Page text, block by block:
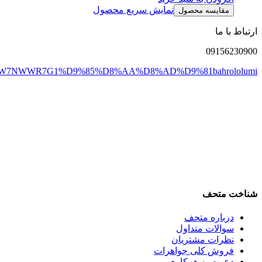
مقایسه محصول نمایش سریع محصول
ارتباط با ما
09156230900
%D9%85%D8%AA%D8%AD%D9%81bahrololumi
شناخت متحف
درباره متحف
سوالات متداول
نظرات مشتریان
فروش کلی جواهرات